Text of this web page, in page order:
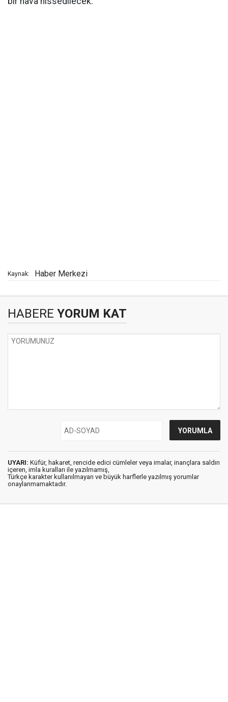
Kaynak: Haber Merkezi
HABERE YORUM KAT
UYARI: Küfür, hakaret, rencide edici cümleler veya imalar, inançlara saldırı
içeren, imla kuralları ile yazılmamış,
Türkçe karakter kullanılmayan ve büyük harflerle yazılmış yorumlar
onaylanmamaktadır.